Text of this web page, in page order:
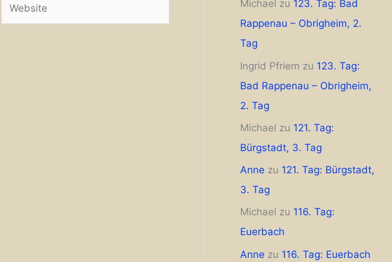
Michael zu 123. Tag: Bad
Rappenau – Obrigheim, 2.
Tag
Ingrid Pfriem zu 123. Tag:
Bad Rappenau – Obrigheim,
2. Tag
Michael zu 121. Tag:
Bürgstadt, 3. Tag
Anne zu 121. Tag: Bürgstadt,
3. Tag
Michael zu 116. Tag:
Euerbach
Anne zu 116. Tag: Euerbach